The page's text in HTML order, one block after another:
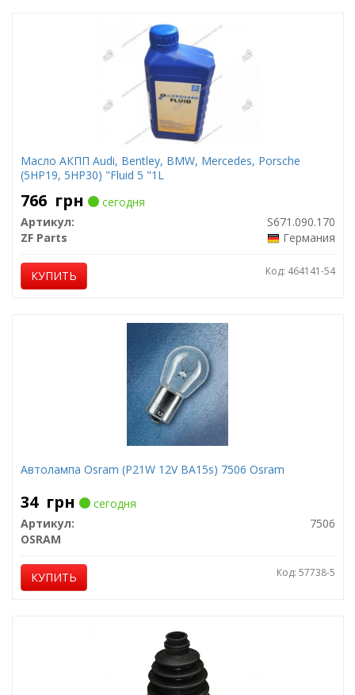
Масло АКПП Audi, Bentley, BMW, Mercedes, Porsche
(5HP19, 5HP30) "Fluid 5 "1L
766 грн
сегодня
Артикул:
S671.090.170
ZF Parts
Германия
КУПИТЬ Код: 464141-54
Автолампа Osram (P21W 12V BA15s) 7506 Osram
34 грн
сегодня
Артикул:
7506
OSRAM
КУПИТЬ Код: 57738-5